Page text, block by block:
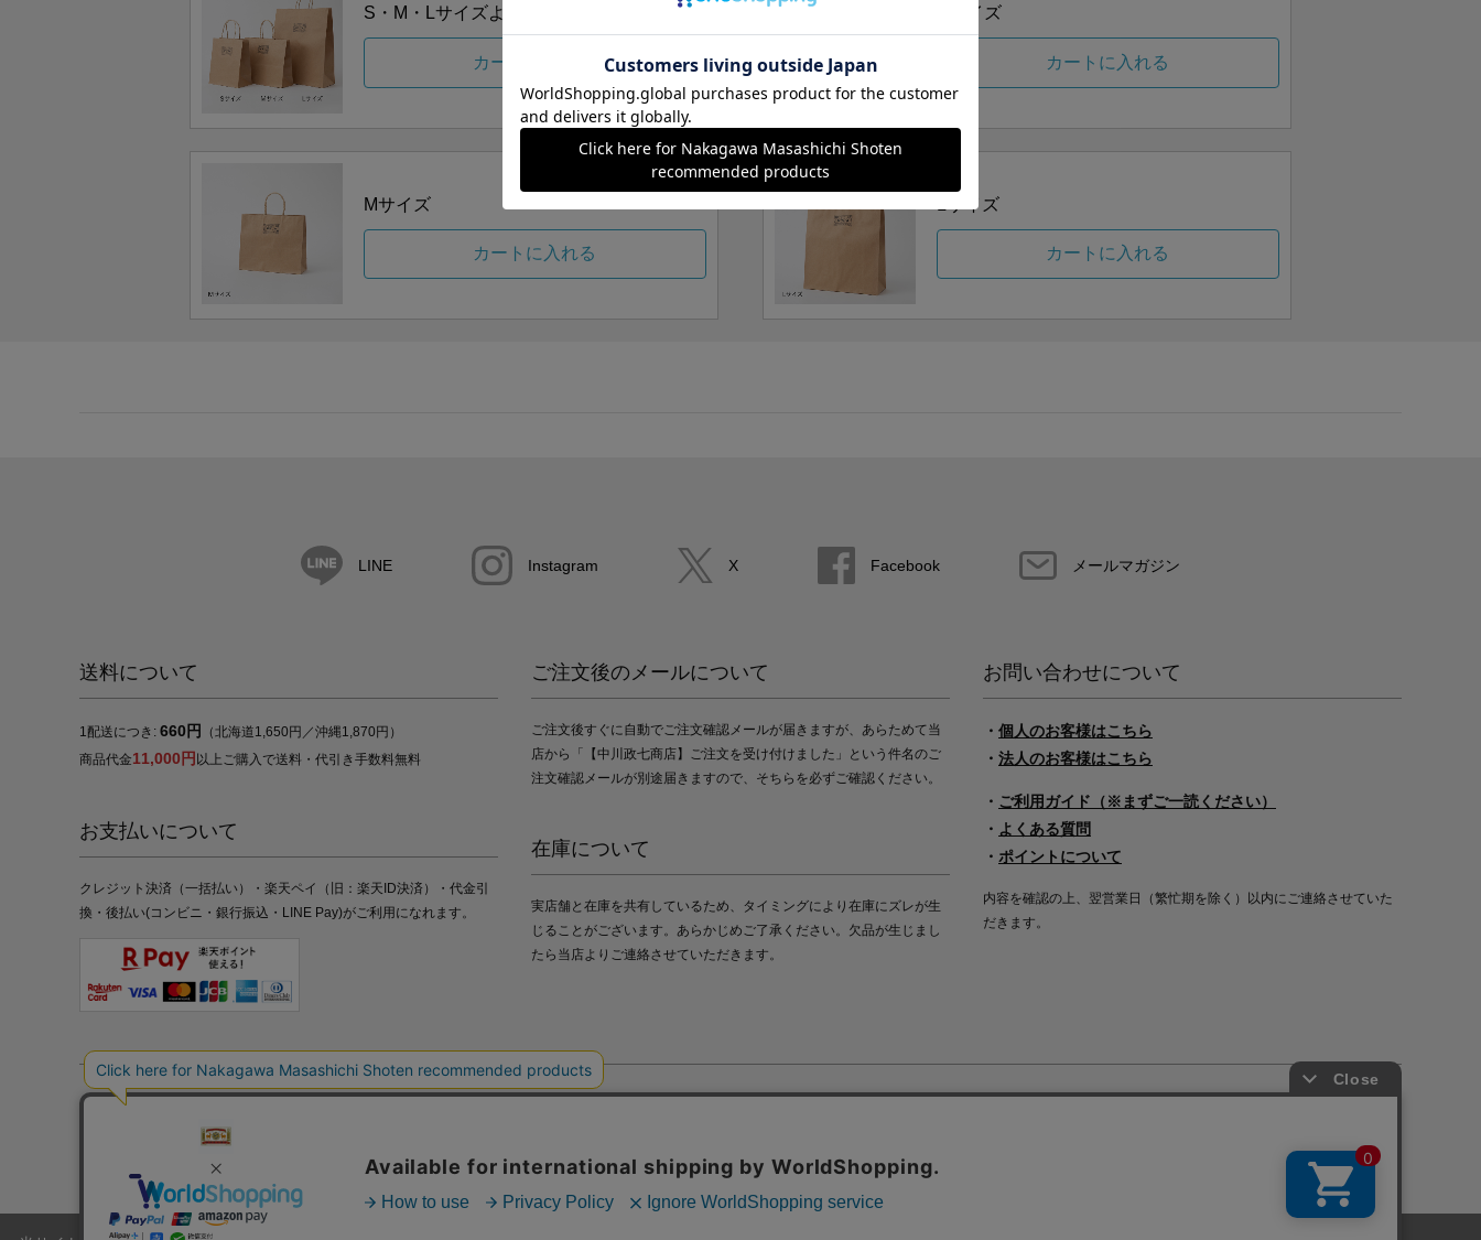
S・M・Lサイズより当店にお任せ
カートに入れる
Sサイズ
カートに入れる
Mサイズ
カートに入れる
Lサイズ
カートに入れる
LINE Instagram X Facebook メールマガジン
送料について
1配送につき: 660円
（北海道1,650円／沖縄1,870円）
商品代金11,000円 以上ご購入で送料・代引き手数料無料
お支払いについて
クレジット決済（一括払い）・楽天ペイ（旧：楽天ID決済）・代金引
換・後払い(コンビニ・銀行振込・LINE Pay)がご利用になれます。
ご注文後のメールについて
ご注文後すぐに自動でご注文確認メールが届きますが、あらためて当
店から「【中川政七商店】ご注文を受け付けました」という件名のご
注文確認メールが別途届きますので、そちらを必ずご確認ください。
在庫について
実店舗と在庫を共有しているため、タイミングにより在庫にズレが生
じることがございます。あらかじめご了承ください。欠品が生じまし
たら当店よりご連絡させていただきます。
お問い合わせについて
・ 個人のお客様はこちら
・ 法人のお客様はこちら
・ ご利用ガイド（※まずご一読ください）
・ よくある質問
・ ポイントについて
内容を確認の上、翌営業日（繁忙期を除く）以内にご連絡させていた
だきます。
プライバシーポリシー